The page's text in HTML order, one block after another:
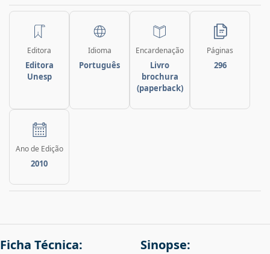
Editora
Editora
Unesp
Idioma
Português
Encardenação
Livro
brochura
(paperback)
Páginas
296
Ano de Edição
2010
Ficha Técnica: Sinopse: